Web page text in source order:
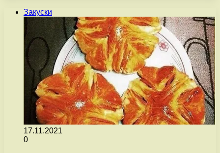
Закуски
17.11.2021
0